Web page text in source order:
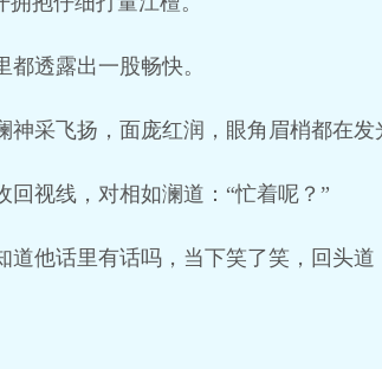
透露出一股畅快。
采飞扬，面庞红润，眼角眉梢都在发
视线，对相如澜道：“忙着呢？”
他话里有话吗，当下笑了笑，回头